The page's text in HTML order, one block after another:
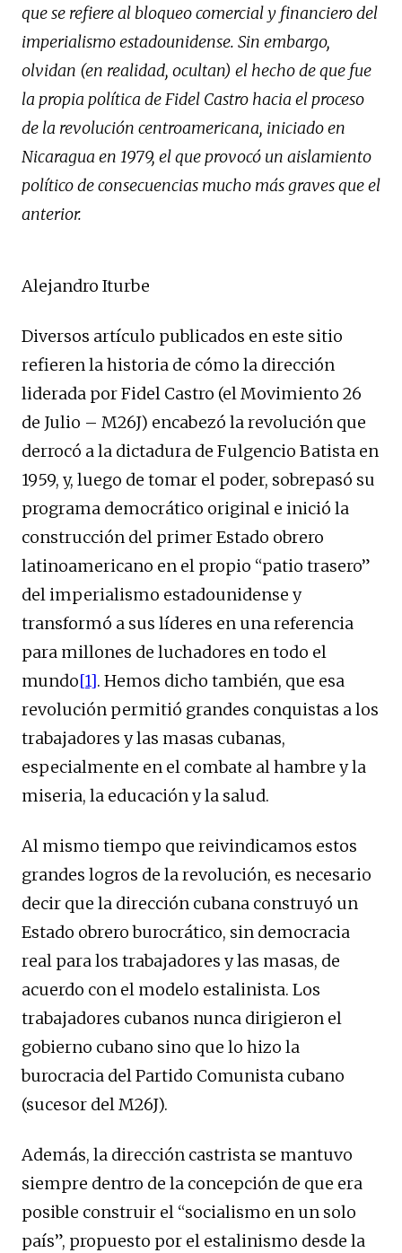
que se refiere al bloqueo comercial y financiero del
imperialismo estadounidense. Sin embargo,
olvidan (en realidad, ocultan) el hecho de que fue
la propia política de Fidel Castro hacia el proceso
de la revolución centroamericana, iniciado en
Nicaragua en 1979, el que provocó un aislamiento
político de consecuencias mucho más graves que el
anterior.
Alejandro Iturbe
Diversos artículo publicados en este sitio
refieren la historia de cómo la dirección
liderada por Fidel Castro (el Movimiento 26
de Julio – M26J) encabezó la revolución que
derrocó a la dictadura de Fulgencio Batista en
1959, y, luego de tomar el poder, sobrepasó su
programa democrático original e inició la
construcción del primer Estado obrero
latinoamericano en el propio “patio trasero”
del imperialismo estadounidense y
transformó a sus líderes en una referencia
para millones de luchadores en todo el
mundo[1]. Hemos dicho también, que esa
revolución permitió grandes conquistas a los
trabajadores y las masas cubanas,
especialmente en el combate al hambre y la
miseria, la educación y la salud.
Al mismo tiempo que reivindicamos estos
grandes logros de la revolución, es necesario
decir que la dirección cubana construyó un
Estado obrero burocrático, sin democracia
real para los trabajadores y las masas, de
acuerdo con el modelo estalinista. Los
trabajadores cubanos nunca dirigieron el
gobierno cubano sino que lo hizo la
burocracia del Partido Comunista cubano
(sucesor del M26J).
Además, la dirección castrista se mantuvo
siempre dentro de la concepción de que era
posible construir el “socialismo en un solo
país”, propuesto por el estalinismo desde la